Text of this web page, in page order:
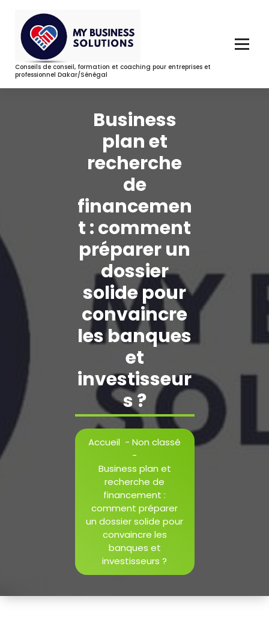
contenu
Conseils de conseil, formation et coaching pour entreprises et
professionnel Dakar/Sénégal
Business
plan et
recherche
de
financemen
t : comment
préparer un
dossier
solide pour
convaincre
les banques
et
investisseur
s ?
Accueil - Non classé
-
Business plan et
recherche de
financement :
comment préparer
un dossier solide pour
convaincre les
banques et
investisseurs ?